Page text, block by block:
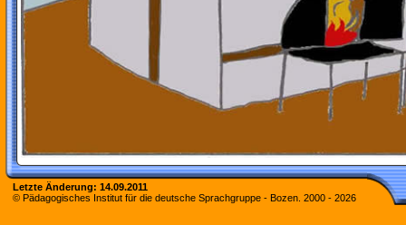
Letzte Änderung: 14.09.2011
© Pädagogisches Institut für die deutsche Sprachgruppe - Bozen. 2000 - 2026